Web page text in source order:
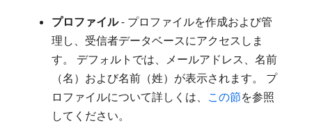
プロファイル- プロファイルを作成および管
理し、受信者データベースにアクセスしま
す。 デフォルトでは、メールアドレス、名前
（名）および名前（姓）が表示されます。 プ
ロファイルについて詳しくは、 この節を参照
してください。